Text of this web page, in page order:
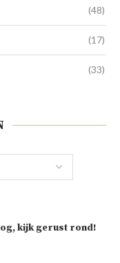
(48)
(17)
(33)
kijk gerust rond!